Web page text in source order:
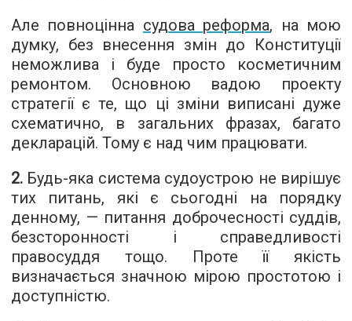
Але повноцінна судова реформа, на мою
думку, без внесення змін до Конституції
неможлива і буде просто косметичним
ремонтом. Основною вадою проекту
стратегії є те, що ці зміни виписані дуже
схематично, в загальних фразах, багато
декларацій. Тому є над чим працювати.
2. Будь-яка система судоустрою не вирішує
тих питань, які є сьогодні на порядку
денному, — питання доброчесності суддів,
безсторонності і справедливості
правосуддя тощо. Проте її якість
визначається значною мірою простотою і
доступністю.